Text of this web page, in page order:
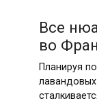
Все
во
Планируя